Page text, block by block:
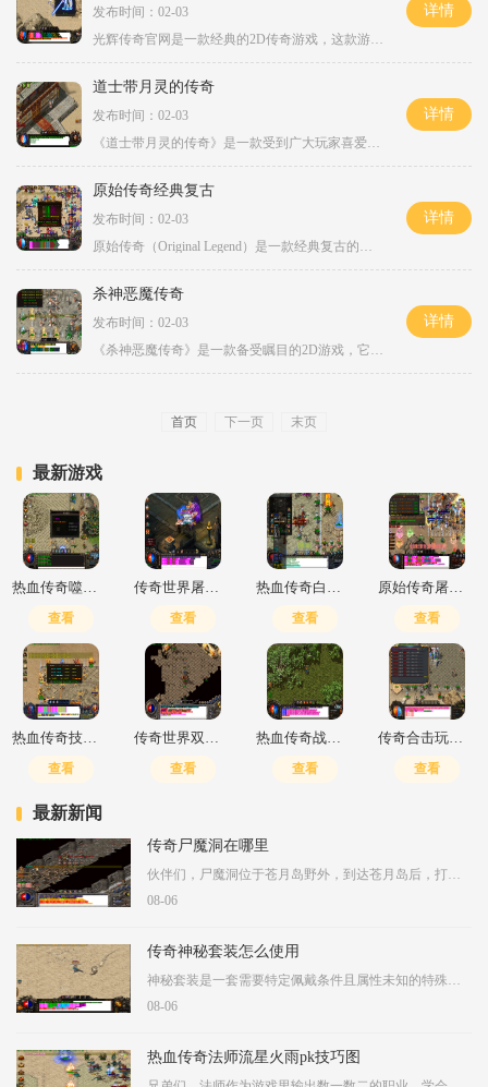
发布时间：02-03
光辉传奇官网是一款经典的2D传奇游戏，这款游戏以角色扮演为核心，通过万人在线的玩家互动，为玩家带来了无与伦比的游戏体验。官网提供了丰富的游戏资讯和玩法介绍，让玩家能够
详情
道士带月灵的传奇
发布时间：02-03
《道士带月灵的传奇》是一款受到广大玩家喜爱的网络游戏。这款游戏以道士和月灵为主题，拥有丰富的游戏玩法和各种刺激的战斗场景。本文将为大家详细介绍《道士带月灵的传奇》
详情
原始传奇经典复古
发布时间：02-03
原始传奇（Original Legend）是一款经典复古的多人在线角色扮演游戏。它将玩家带回到传奇游戏的最初版本，为玩家呈现了一个丰富的游戏世界。在这个世界里，玩家可以选择不同的职业
详情
杀神恶魔传奇
发布时间：02-03
《杀神恶魔传奇》是一款备受瞩目的2D游戏，它是一款以角色扮演为主题的传奇游戏。该游戏在万人在线的环境中，为玩家们提供了丰富多样的游戏体验，以及与其他玩家互动的机会。游
详情
首页 下一页 末页
最新游戏
热血传奇噬血术怎么合成
查看
传奇世界屠魔嗜血之刃怎么获得
查看
热血传奇白日门残卷多久刷新一次
查看
原始传奇屠龙殿怎么去的啊
查看
热血传奇技巧项链怎么获得
查看
传奇世界双战和战道哪个好传奇霸主哪里元婴掉
查看
热血传奇战士技能书有哪些属性
查看
传奇合击玩法大全图解
查看
最新新闻
传奇尸魔洞在哪里
08-06
传奇神秘套装怎么使用
08-06
热血传奇法师流星火雨pk技巧图